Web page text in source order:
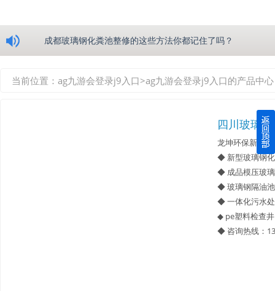
成都玻璃钢化粪池整修的这些方法你都记住了吗？
四川玻璃钢化粪池逐渐取代传统玻璃钢化粪池的这几点原因
关于重庆玻璃钢化粪池的这些基础知识你都记住了吗？
当前位置： ag九游会登录j9入口>ag九游会登录j9入口的产品中心
四川玻璃
龙坤环保新型
◆ 新型玻璃钢
◆ 成品模压玻
◆ 玻璃钢隔油池
◆ 一体化污水
◆ pe塑料检查井
◆ 咨询热线：